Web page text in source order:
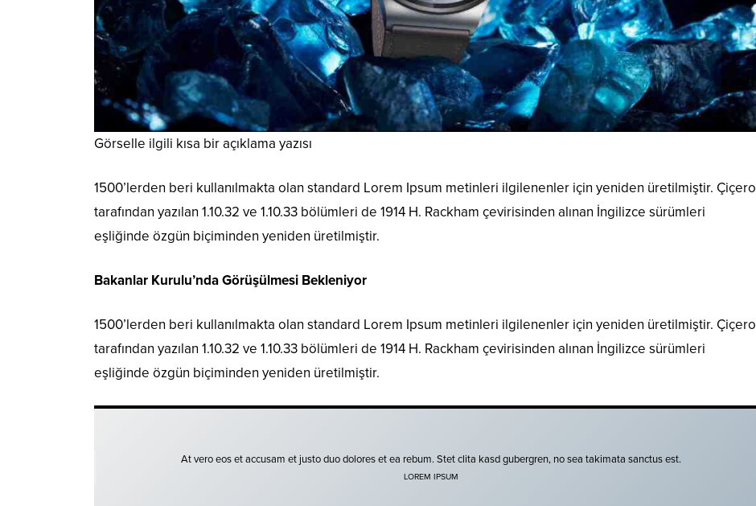
Görselle ilgili kısa bir açıklama yazısı
1500’lerden beri kullanılmakta olan standard Lorem Ipsum metinleri ilgilenenler için yeniden üretilmiştir. Çiçero
tarafından yazılan 1.10.32 ve 1.10.33 bölümleri de 1914 H. Rackham çevirisinden alınan İngilizce sürümleri
eşliğinde özgün biçiminden yeniden üretilmiştir.
Bakanlar Kurulu’nda Görüşülmesi Bekleniyor
1500’lerden beri kullanılmakta olan standard Lorem Ipsum metinleri ilgilenenler için yeniden üretilmiştir. Çiçero
tarafından yazılan 1.10.32 ve 1.10.33 bölümleri de 1914 H. Rackham çevirisinden alınan İngilizce sürümleri
eşliğinde özgün biçiminden yeniden üretilmiştir.
At vero eos et accusam et justo duo dolores et ea rebum. Stet clita kasd gubergren, no sea takimata sanctus est.
LOREM IPSUM